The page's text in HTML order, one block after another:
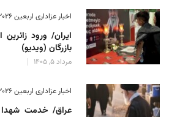
اخبار عزاداری اربعین ۲۰۲۶ - 35
ایران/ ورود
بازرگان (ویدیو)
مرداد 5, 1405
اخبار عزاداری اربعین ۲۰۲۶ - 34
عراق/ خدمت شهدا